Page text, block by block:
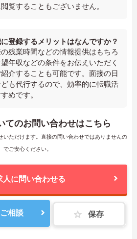
覧することもございません。
登録するメリットはなんですか？
残業時間などの情報提供はもちろ
年収などの条件をお伝えいただく
介することも可能です。面接の日
も代行するので、効率的に転職活
めです。
てのお問い合わせはこちら
いただけます。直接の問い合わせではありませんの
でご安心ください。
人に問い合わせる
相談 保存